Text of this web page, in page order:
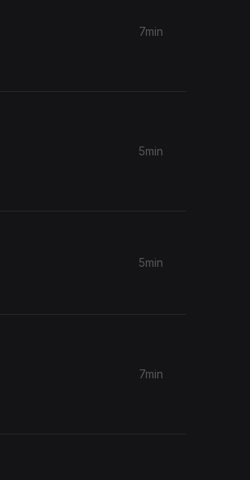
7min
5min
5min
7min